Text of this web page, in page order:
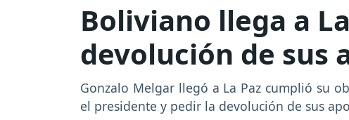
Boliviano llega a
devolución de sus
Gonzalo Melgar llegó a La Paz cumplió su
el presidente y pedir la devolución de sus